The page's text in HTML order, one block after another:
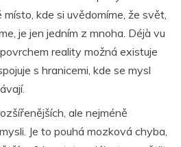
kde si uvědomíme, že svět,
je jen jedním z mnoha. Déjà vu
reality možná existuje
s hranicemi, kde se mysl
ale nejméně
Je to pouhá mozková chyba,